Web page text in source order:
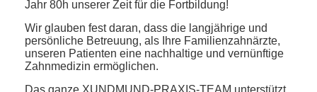
Jahr 80h unserer Zeit für die Fortbildung!
Wir glauben fest daran, dass die langjährige und
persönliche Betreuung, als Ihre Familienzahnärzte,
unseren Patienten eine nachhaltige und vernünftige
Zahnmedizin ermöglichen.
Das ganze XUNDMUND-PRAXIS-TEAM unterstützt